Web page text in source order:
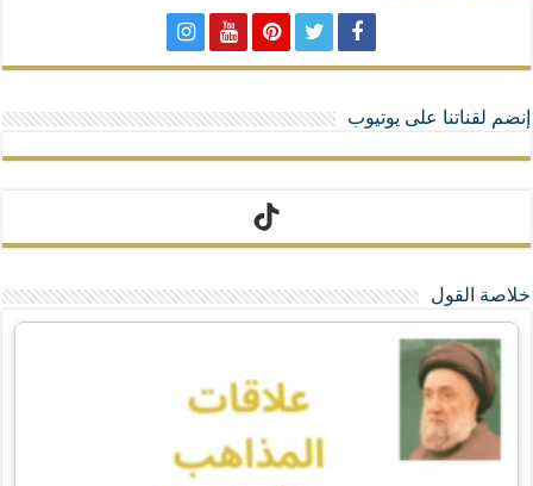
إنضم لقناتنا على يوتيوب
تيك توك
خلاصة القول